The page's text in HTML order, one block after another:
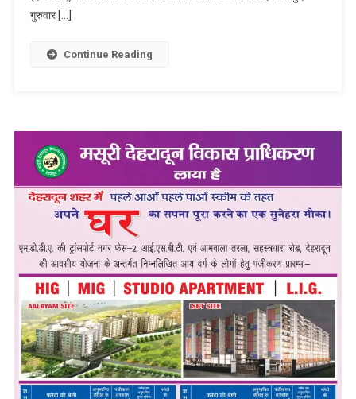
गुरुवार […]
Continue Reading